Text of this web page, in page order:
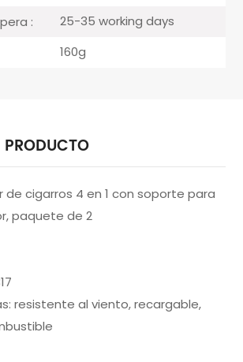
:
25-35 working days
160g
PRODUCTO
de cigarros 4 en 1 con soporte para
paquete de 2
resistente al viento, recargable,